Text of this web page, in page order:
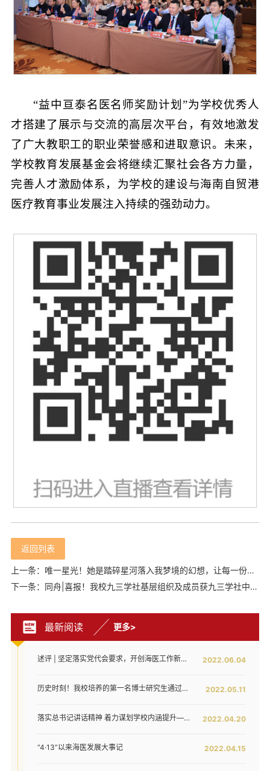
“益中亘泰名医名师奖励计划”为学校优秀人
才搭建了展示与交流的高层次平台，有效地激发
了广大教职工的职业荣誉感和进取意识。未来，
学校教育发展基金会将继续汇聚社会各方力量，
完善人才激励体系，为学校的建设与海南自贸港
医疗教育事业发展注入持续的强劲动力。
返回列表
上一条：唯一星光！她是踏碎星河落入我梦境的幻想，让每一份炽热向往，都长成奔赴理想的模样
下一条：同舟|喜报！我校九三学社基层组织及成员获九三学社中央表彰
最新阅读 更多>
2022.06.04
述评 | 坚定落实党代会要求，开创海医工作新局面——写在全面落实省第八次党代会对海医发展提出新要求之时
2022.05.11
历史时刻！我校培养的第一名博士研究生通过答辩！
2022.04.20
落实总书记讲话精神 着力谋划学校内涵提升——我校召开发展战略咨询委员会第二次工作会议
2022.04.15
“4·13”以来海医发展大事记